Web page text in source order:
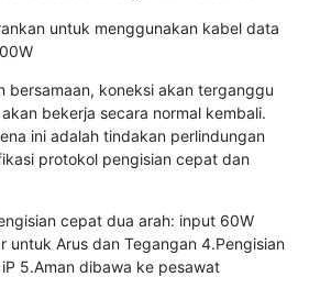
untuk menggunakan kabel data
bersamaan, koneksi akan terganggu
bekerja secara normal kembali.
ini adalah tindakan perlindungan
protokol pengisian cepat dan
cepat dua arah: input 60W
untuk Arus dan Tegangan 4.Pengisian
5.Aman dibawa ke pesawat